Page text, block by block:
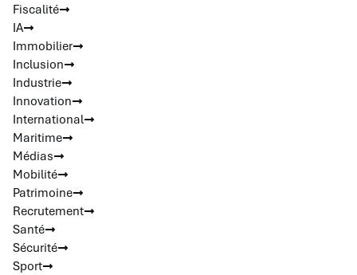
Fiscalité
IA
Immobilier
Inclusion
Industrie
Innovation
International
Maritime
Médias
Mobilité
Patrimoine
Recrutement
Santé
Sécurité
Sport